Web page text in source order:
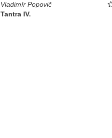
Vladimír Popovič
Tantra IV.